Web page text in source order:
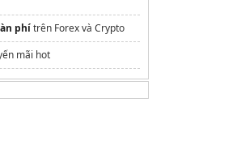
phítrên Forex và Crypto
mãi hot